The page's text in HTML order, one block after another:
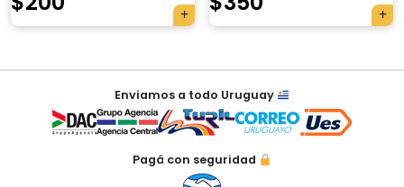
Navegación
entradas
Enviamos a todo Uruguay
Pagá con seguridad
Tu carrito está vacío.
automáticamente.